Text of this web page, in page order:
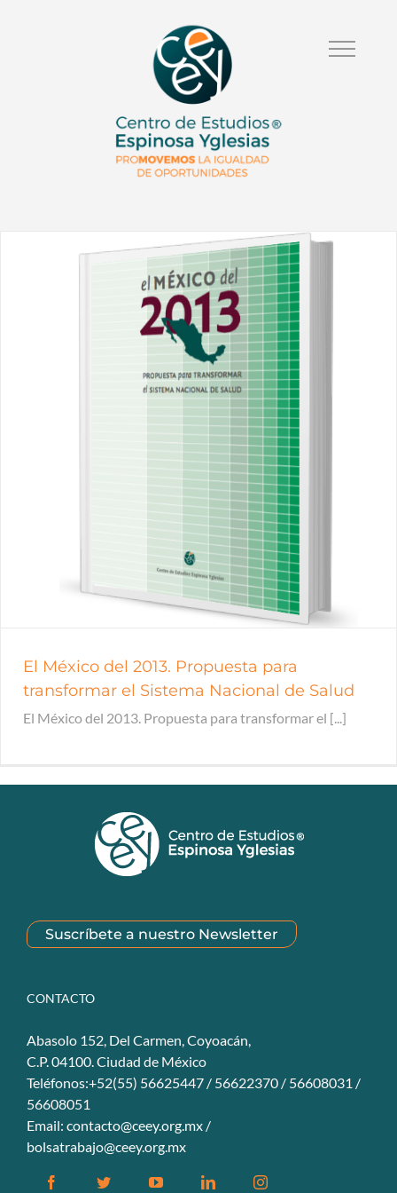
El México del 2013. Propuesta para
transformar el Sistema Nacional de Salud
El México del 2013. Propuesta para transformar el [...]
Suscríbete a nuestro Newsletter
CONTACTO
Abasolo 152, Del Carmen, Coyoacán,
C.P. 04100. Ciudad de México
Teléfonos:+52(55) 56625447 / 56622370 / 56608031 /
56608051
Email: contacto@ceey.org.mx /
bolsatrabajo@ceey.org.mx
FacebookTwitter YouTubeLinkedinInstagram